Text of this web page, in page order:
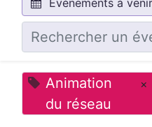
Animation
du réseau
×